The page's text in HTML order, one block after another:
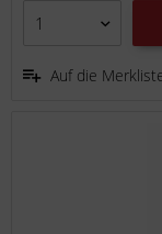
Auf die